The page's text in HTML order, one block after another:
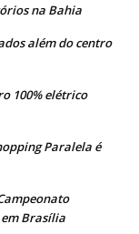
na Bahia
além do centro
100% elétrico
Paralela é
em Brasília